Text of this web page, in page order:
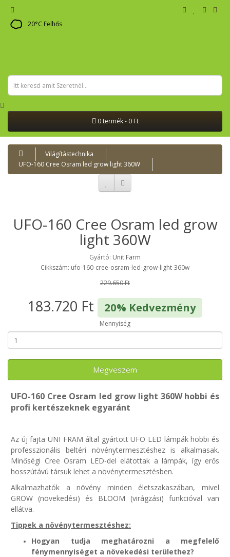
20°C Felhős
0 termék - 0 Ft
Világítástechnika
UFO-160 Cree Osram led grow light 360W
UFO-160 Cree Osram led grow
light 360W
Gyártó: Unit Farm
Cikkszám: ufo-160-cree-osram-led-grow-light-360w
229.650 Ft
183.720 Ft 20% Kedvezmény
Mennyiség
Megveszem
UFO-160 Cree Osram led grow light 360W hobbi és
profi kertészeknek egyaránt
Az új fajta UNI FRAM által gyártott UFO LED lámpák hobbi és
professzionális beltéri növénytermesztéshez is alkalmasak.
Minőségi Cree Osram LED-del elátottak a lámpák, így erős
hosszútávú társuk lehet a növénytermesztésben.
Alkalmazhatók a növény minden életszakaszában, mivel
GROW (növekedési) és BLOOM (virágzási) funkcióval van
ellátva.
Tippek a növénytermesztéshez:
Hogyan tudja meghatározni a megfelelő
fénymennyiséget a növekedési területhez?